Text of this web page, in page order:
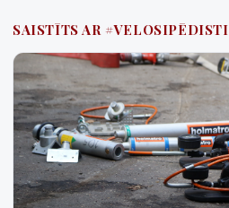
SAISTĪTS AR #VELOSIPĒDISTI